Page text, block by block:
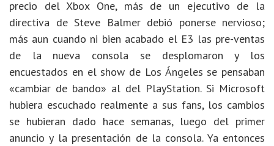
precio del Xbox One, más de un ejecutivo de la
directiva de Steve Balmer debió ponerse nervioso;
más aun cuando ni bien acabado el E3 las pre-ventas
de la nueva consola se desplomaron y los
encuestados en el show de Los Ángeles se pensaban
«cambiar de bando» al del PlayStation. Si Microsoft
hubiera escuchado realmente a sus fans, los cambios
se hubieran dado hace semanas, luego del primer
anuncio y la presentación de la consola. Ya entonces